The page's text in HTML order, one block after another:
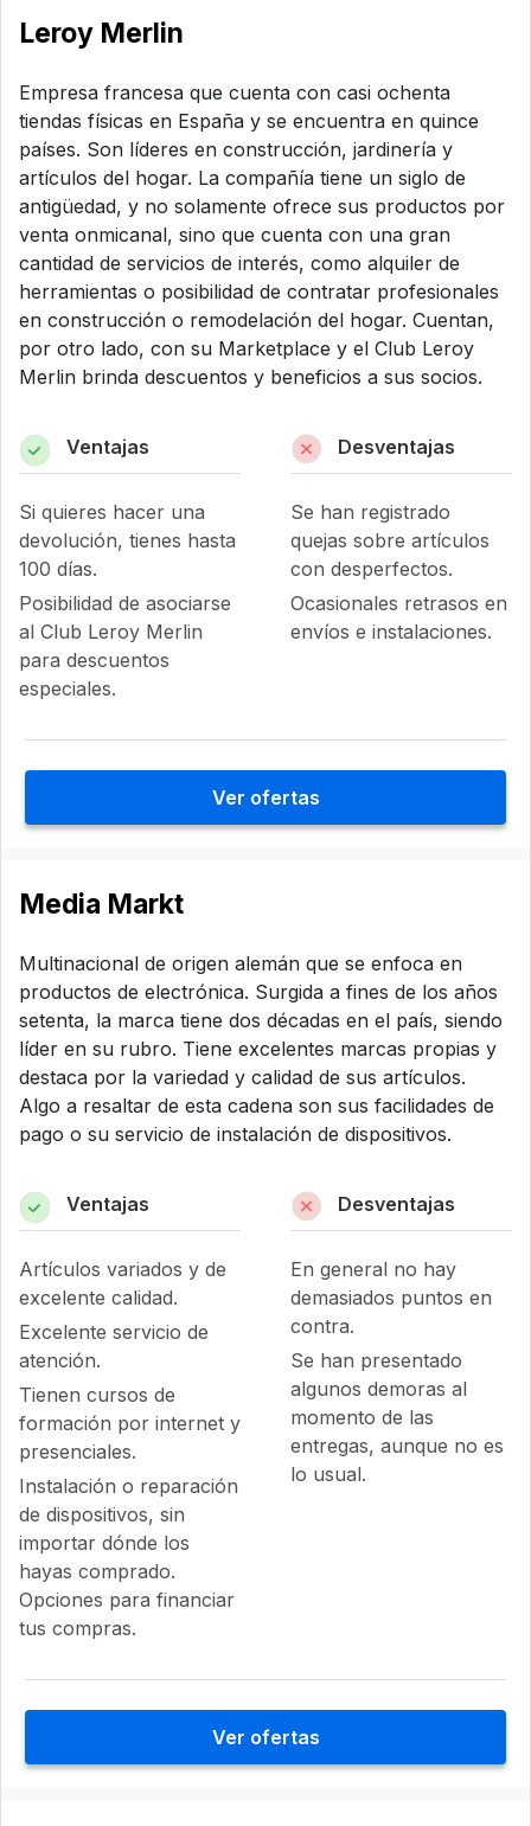
Leroy Merlin
Empresa francesa que cuenta con casi ochenta
tiendas físicas en España y se encuentra en quince
países. Son líderes en construcción, jardinería y
artículos del hogar. La compañía tiene un siglo de
antigüedad, y no solamente ofrece sus productos por
venta onmicanal, sino que cuenta con una gran
cantidad de servicios de interés, como alquiler de
herramientas o posibilidad de contratar profesionales
en construcción o remodelación del hogar. Cuentan,
por otro lado, con su Marketplace y el Club Leroy
Merlin brinda descuentos y beneficios a sus socios.
Ventajas
Si quieres hacer una
devolución, tienes hasta
100 días.
Posibilidad de asociarse
al Club Leroy Merlin
para descuentos
especiales.
Desventajas
Se han registrado
quejas sobre artículos
con desperfectos.
Ocasionales retrasos en
envíos e instalaciones.
Ver ofertas
Media Markt
Multinacional de origen alemán que se enfoca en
productos de electrónica. Surgida a fines de los años
setenta, la marca tiene dos décadas en el país, siendo
líder en su rubro. Tiene excelentes marcas propias y
destaca por la variedad y calidad de sus artículos.
Algo a resaltar de esta cadena son sus facilidades de
pago o su servicio de instalación de dispositivos.
Ventajas
Artículos variados y de
excelente calidad.
Excelente servicio de
atención.
Tienen cursos de
formación por internet y
presenciales.
Instalación o reparación
de dispositivos, sin
importar dónde los
hayas comprado.
Opciones para financiar
tus compras.
Desventajas
En general no hay
demasiados puntos en
contra.
Se han presentado
algunos demoras al
momento de las
entregas, aunque no es
lo usual.
Ver ofertas